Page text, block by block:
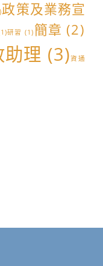
政策及業務宣
研習 (1) 簡章 (2)
理 (3)資通